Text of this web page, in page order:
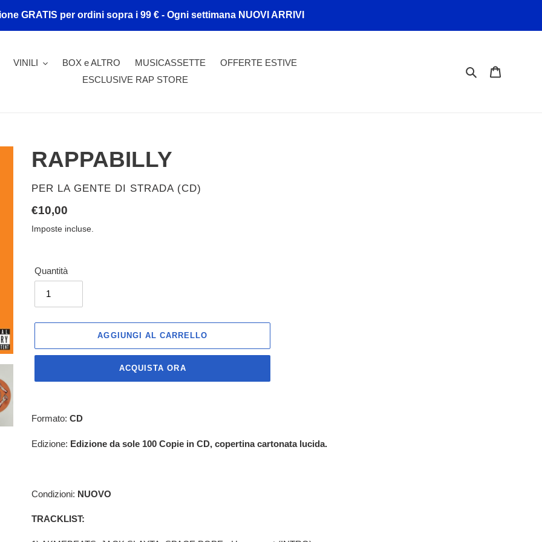
GRATIS per ordini sopra i 99 € - Ogni settimana NUOVI ARRIVI
VINILI BOX e ALTRO MUSICASSETTE
OFFERTE ESTIVE
ESCLUSIVE RAP STORE
Cerca
RAPPABILLY
VENDITORE
PER LA GENTE DI STRADA (CD)
Prezzo
di
€10,00
Imposte incluse.
Quantità
AGGIUNGI AL CARRELLO
ACQUISTA ORA
del
nel
Formato:CD
Edizione: Edizione da sole 100 Copie in CD, copertina cartonata lucida.
Condizioni: NUOVO
TRACKLIST: